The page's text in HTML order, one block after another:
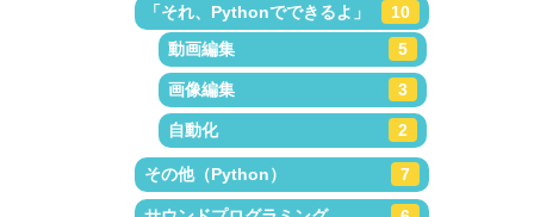
「それ、Pythonでできるよ」
10
動画編集
5
画像編集 3
自動化 2
その他（Python） 7